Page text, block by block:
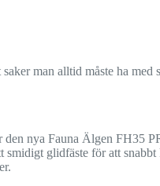
man alltid måste ha med
den nya Fauna Älgen FH35
glidfäste för att snabbt